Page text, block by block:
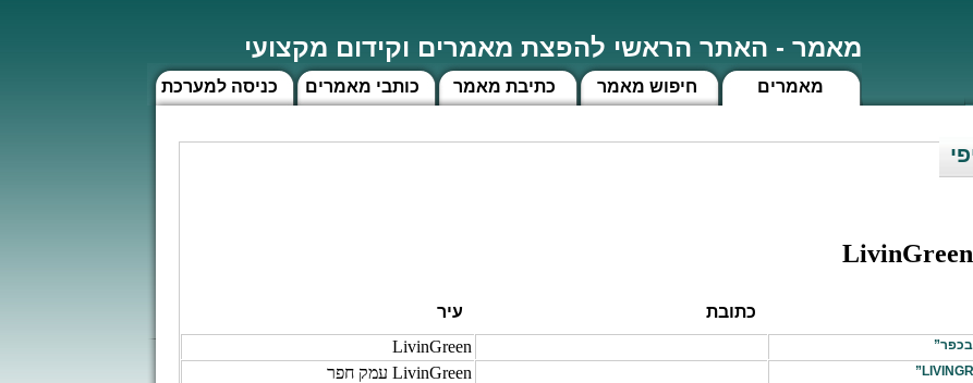
מאמר - האתר הראשי להפצת מאמרים וקידום מקצועי
כניסה למערכת כותבי מאמרים כתיבת מאמר חיפוש מאמר מאמרים
LivinGreen
כתובת עיר
LivinGreen
LivinGreen עמק חפר